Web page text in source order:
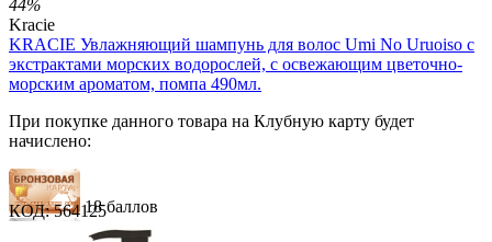
44%
Kracie
KRACIE Увлажняющий шампунь для волос Umi No Uruoiso с
экстрактами морских водорослей, с освежающим цветочно-
морским ароматом, помпа 490мл.
При покупке данного товара на Клубную карту будет
начислено:
18 баллов
КОД: 564125